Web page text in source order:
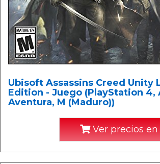
Ubisoft Assassins Creed Unity
Edition - Juego (PlayStation 4,
Aventura, M (Maduro))
Ver precios